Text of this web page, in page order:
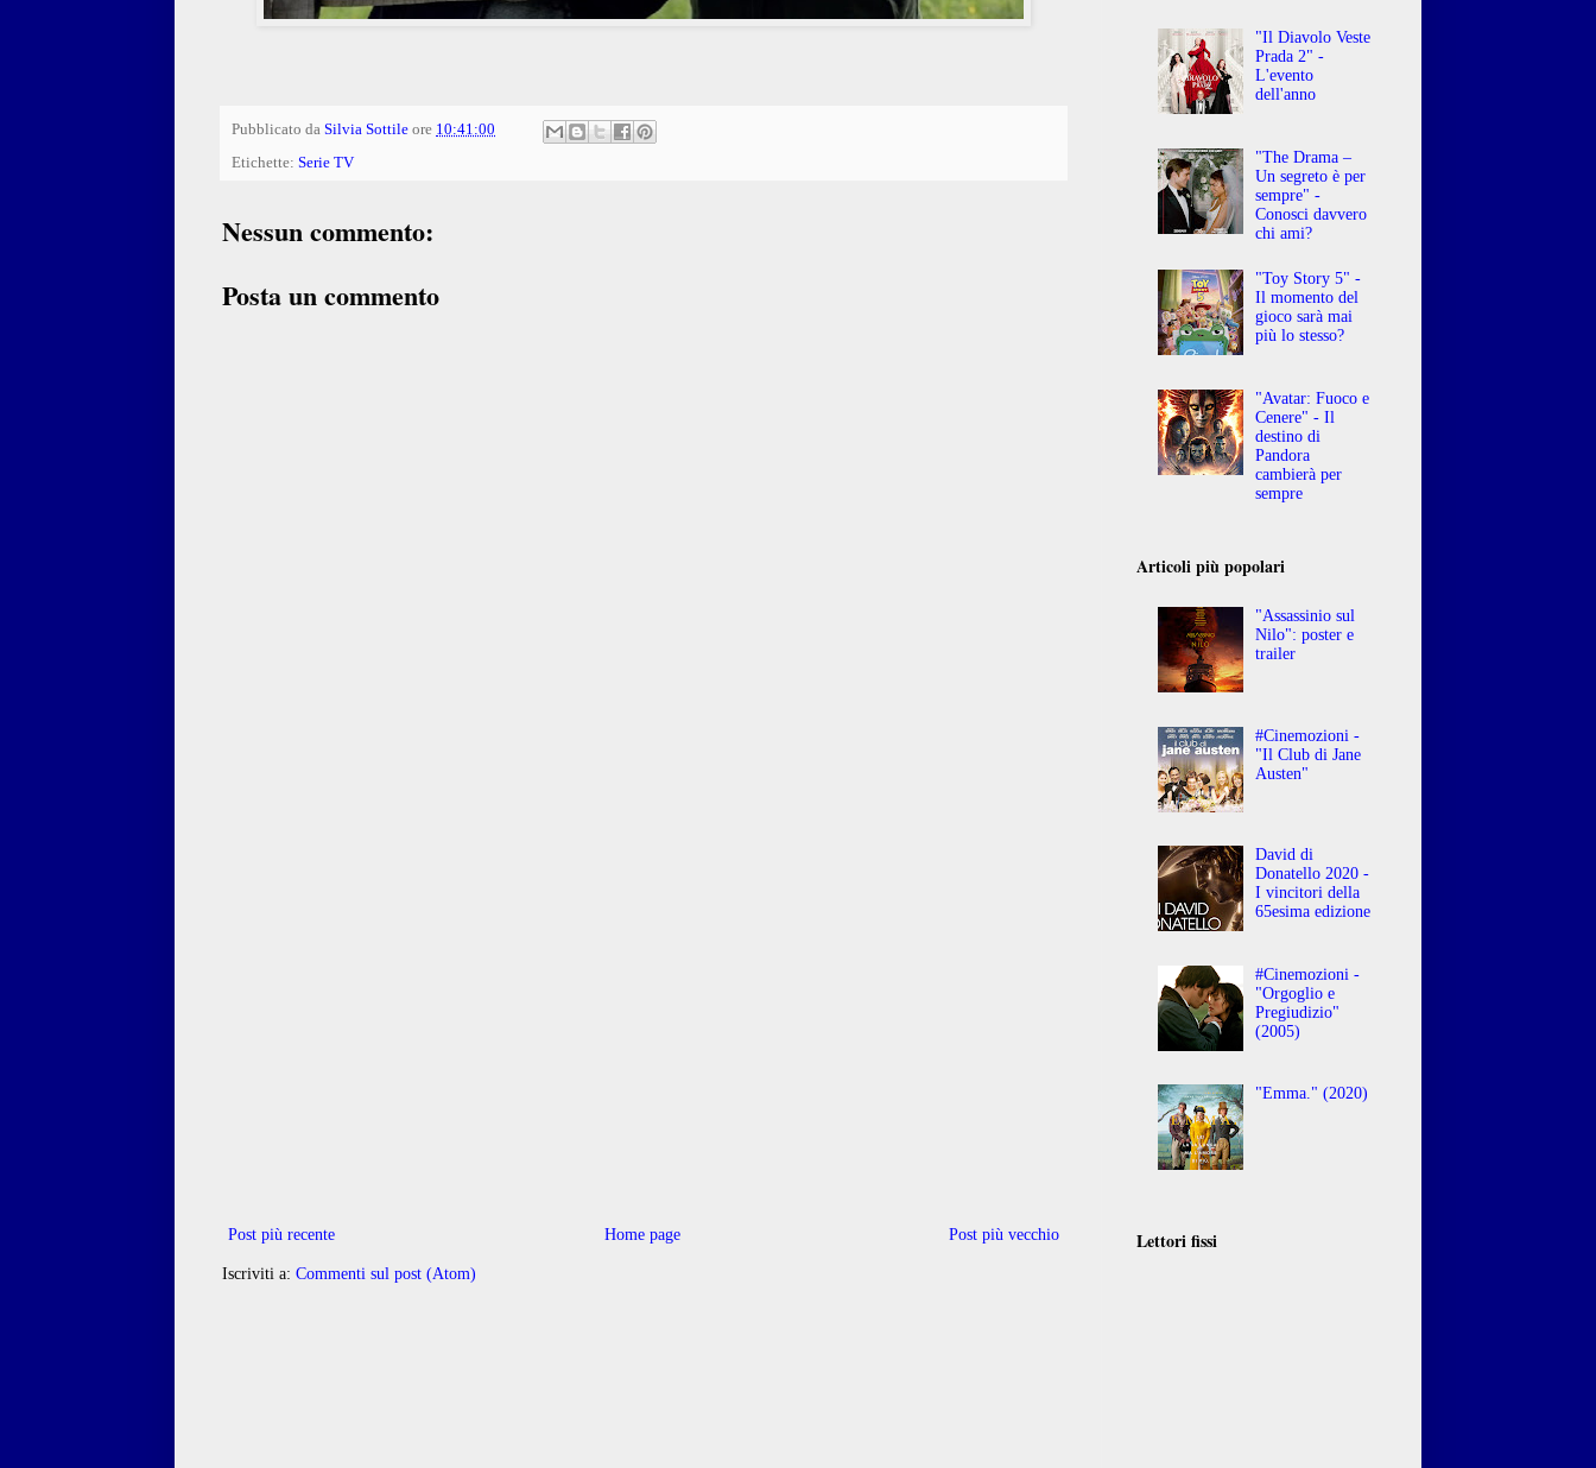
Pubblicato da Silvia Sottile ore 10:41:00
Etichette: Serie TV
Nessun commento:
Posta un commento
Post più recente Post più vecchio
Home page
Iscriviti a: Commenti sul post (Atom)
"Il Diavolo Veste
Prada 2" -
L'evento
dell'anno
"The Drama –
Un segreto è per
sempre" -
Conosci davvero
chi ami?
"Toy Story 5" -
Il momento del
gioco sarà mai
più lo stesso?
"Avatar: Fuoco e
Cenere" - Il
destino di
Pandora
cambierà per
sempre
Articoli più popolari
"Assassinio sul
Nilo": poster e
trailer
#Cinemozioni -
"Il Club di Jane
Austen"
David di
Donatello 2020 -
I vincitori della
65esima edizione
#Cinemozioni -
"Orgoglio e
Pregiudizio"
(2005)
"Emma." (2020)
Lettori fissi